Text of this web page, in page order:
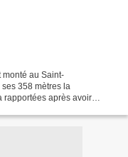
au Saint-
358 mètres la
rapportées après avoir